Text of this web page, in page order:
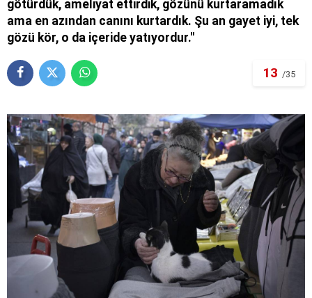
götürdük, ameliyat ettirdik, gözünü kurtaramadık
ama en azından canını kurtardık. Şu an gayet iyi, tek
gözü kör, o da içeride yatıyordur."
13 /35